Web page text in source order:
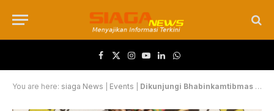
Facebook
X (Twitter)
Instagram
YouTube
LinkedInWhatsApp
You are here: siaga News Events Dikunjungi Bhabinkamtibmas Senapelan Dapat Stiker Cantik